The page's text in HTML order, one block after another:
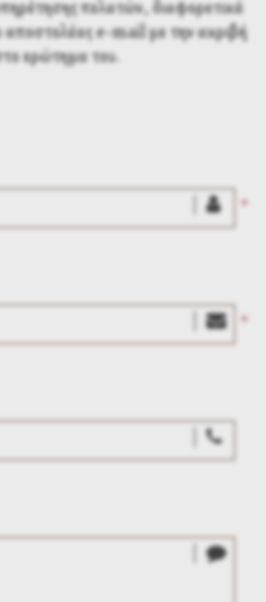
πελατών, διαφορετικά
αποστολέας e-mail με την ακριβή
ερώτημα του.
*
*